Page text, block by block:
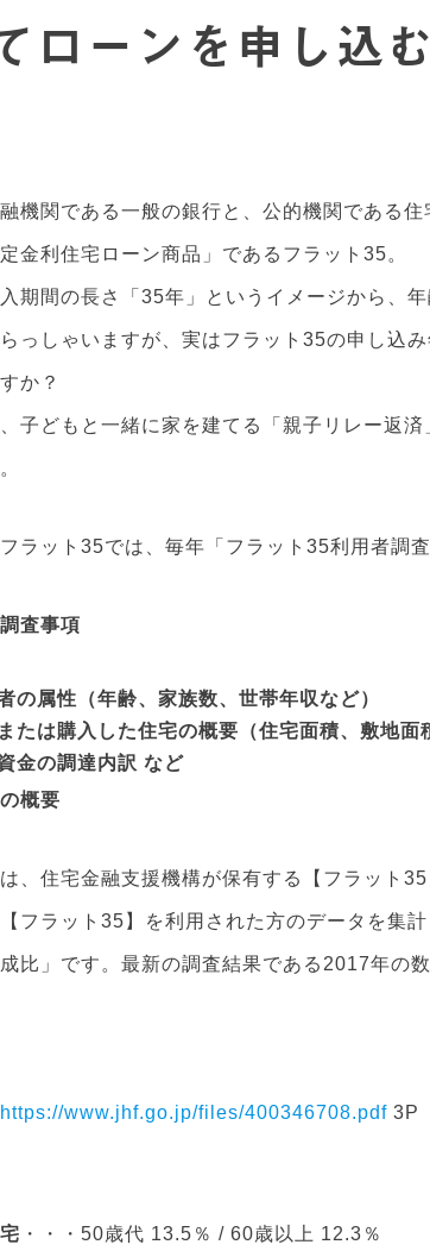
ローンを申し込
機関である一般の銀行と、公的機関である
金利住宅ローン商品」であるフラット35。
期間の長さ「35年」というイメージから、
っしゃいますが、実はフラット35の申し込
か？
子どもと一緒に家を建てる「親子リレー返
ラット35では、毎年「フラット35利用者調
査事項
の属性（年齢、家族数、世帯年収など）
たは購入した住宅の概要（住宅面積、敷地面
金の調達内訳 など
概要
、住宅金融支援機構が保有する【フラット
フラット35】を利用された方のデータを集
比」です。最新の調査結果である2017年の
https://www.jhf.go.jp/files/400346708.pdf3P
・・・50歳代 13.5％ / 60歳以上 12.3％